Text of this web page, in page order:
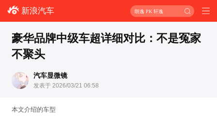
新浪汽车 朗逸 PK 轩逸
豪华品牌中级车超详细对比：不是冤家
不聚头
汽车显微镜
发表于 2026/03/21 06:58
本文介绍的车型